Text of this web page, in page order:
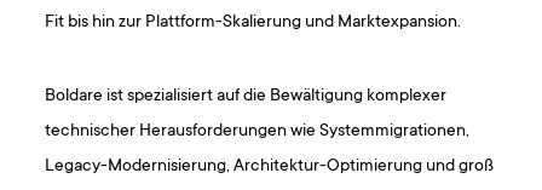
Fit bis hin zur Plattform-Skalierung und Marktexpansion.
Boldare ist spezialisiert auf die Bewältigung komplexer
technischer Herausforderungen wie Systemmigrationen,
Legacy-Modernisierung, Architektur-Optimierung und groß